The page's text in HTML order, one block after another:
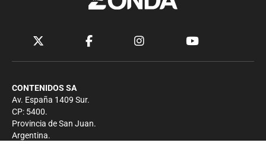
CONTENIDOS SA
Av. España 1409 Sur.
CP: 5400.
Provincia de San Juan.
Argentina.